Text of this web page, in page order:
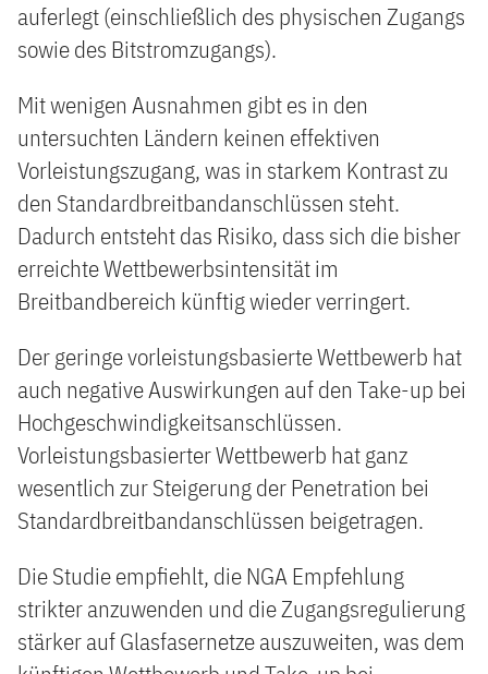
auferlegt (einschließlich des physischen Zugangs
sowie des Bitstromzugangs).
Mit wenigen Ausnahmen gibt es in den
untersuchten Ländern keinen effektiven
Vorleistungszugang, was in starkem Kontrast zu
den Standardbreitbandanschlüssen steht.
Dadurch entsteht das Risiko, dass sich die bisher
erreichte Wettbewerbsintensität im
Breitbandbereich künftig wieder verringert.
Der geringe vorleistungsbasierte Wettbewerb hat
auch negative Auswirkungen auf den Take-up bei
Hochgeschwindigkeitsanschlüssen.
Vorleistungsbasierter Wettbewerb hat ganz
wesentlich zur Steigerung der Penetration bei
Standardbreitbandanschlüssen beigetragen.
Die Studie empfiehlt, die NGA Empfehlung
strikter anzuwenden und die Zugangsregulierung
stärker auf Glasfasernetze auszuweiten, was dem